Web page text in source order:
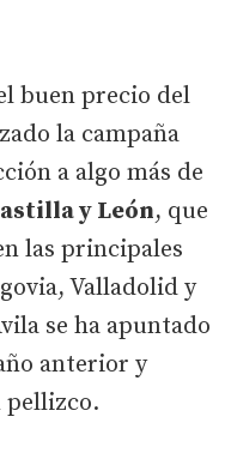
buen precio del
la campaña
a algo más de
y León, que
las principales
Valladolid y
se ha apuntado
anterior y
pellizco.